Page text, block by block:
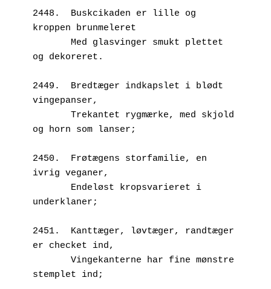
2448.  Buskcikaden er lille og
kroppen brunmeleret
og dekoreret.
2449.  Bredtæger indkapslet i blødt
vingepanser,
og horn som lanser;
2450.  Frøtægens storfamilie, en
ivrig veganer,
underklaner;
2451.  Kanttæger, løvtæger, randtæger
er checket ind,
stemplet ind;